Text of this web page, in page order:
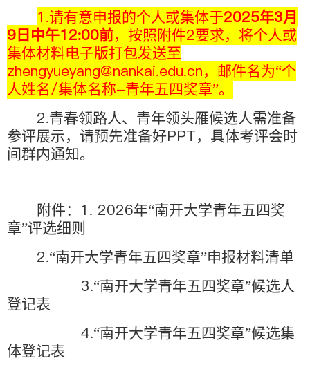
1.请有意申报的个人或集体于2025年3月
9 日中午12:00前，按照附件2要求，将个人或
集体材料电子版打包发送至
zhengyueyang@nankai.edu.cn，邮件名为“个
人姓名/集体名称-青年五四奖章”。
2.青春领路人、青年领头雁候选人需准备
参评展示，请预先准备好PPT，具体考评会时
间群内通知。
附件： 1. 2026年“南开大学青年五四奖
章”评选细则
2.“南开大学青年五四奖章”申报材料清单
3.“南开大学青年五四奖章”候选人
登记表
4.“南开大学青年五四奖章”候选集
体登记表